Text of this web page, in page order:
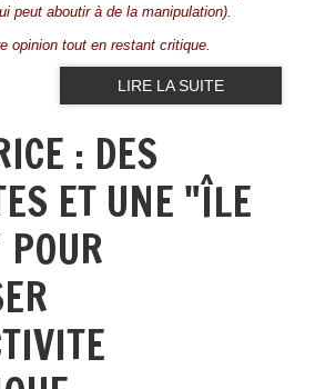
peut aboutir à de la manipulation).
opinion tout en restant critique.
LIRE LA SUITE
: DES
ET UNE "ÎLE